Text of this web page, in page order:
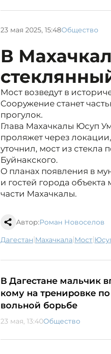
23 мая 2025, 15:48Общество
В
Мост возведут в
Сооружение станет
прогулок.
Глава Махачкалы Юсуп
проляжет через
уточнил, мост из стекла
Буйнакского.
О планах появления в
и гостей города
части Махачкалы.
Автор:Роман Новоселов
Дагестан| Махачкала| мост|
В Дагестане мальчик
кому на тренировке по
вольной борьбе
23 мая, 13:40Общество